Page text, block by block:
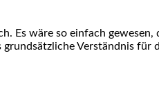
Es wäre so ein­fach
Ver­ständ­nis